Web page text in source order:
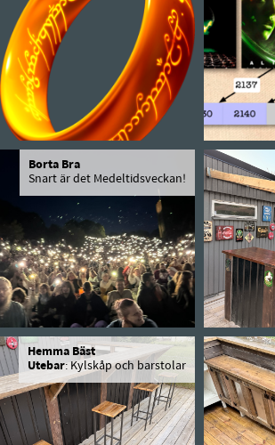
Borta Bra
Snart är det Medeltidsveckan!
Hemma Bäst
Utebar: Kylskåp och barstolar